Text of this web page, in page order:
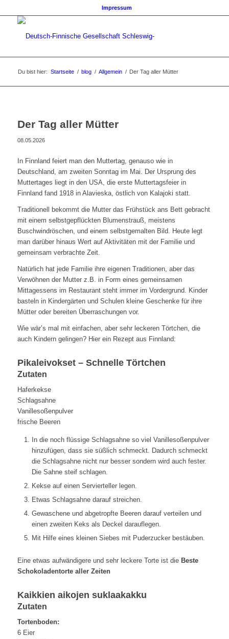
Impressum
Du bist hier: Startseite / blog / Allgemein / Der Tag aller Mütter
Der Tag aller Mütter
08.05.2026
In Finnland feiert man den Muttertag, genauso wie in
Deutschland, am zweiten Sonntag im Mai. Der Ursprung des
Muttertages liegt in den USA, die erste Muttertagsfeier in
Finnland fand 1918 in Alavieska, östlich von Kalajoki statt.
Traditionell bekommt die Mutter das Frühstück ans Bett gebracht
mit einem selbstgepflückten Blumenstrauß, meistens
Buschwindröschen, und einem selbstgemalten Bild. Heute legt
man darüber hinaus Wert auf Aktivitäten mit der Familie und
gemeinsam verbrachte Zeit.
Natürlich hat jede Familie ihre eigenen Traditionen, aber das
Verwöhnen der Mutter z.B. in Form eines gemeinsamen
Mittagessens im Restaurant steht immer im Vordergrund. Kinder
basteln in Kindergärten und Schulen kleine Geschenke für ihre
Mütter oder bereiten Überraschungen vor.
Wie wär’s mal mit einfachen, aber sehr leckeren Törtchen, die
auch Kindern gelingen? Hier ein Rezept aus Finnland:
Pikaleivokset – Schnelle Törtchen
Zutaten
Haferkekse
Schlagsahne
Vanillesoßenpulver
frische Beeren
In die noch flüssige Schlagsahne so viel Vanillesoßenpulver
hinzufügen, dass sie süßlich schmeckt. Dadurch schmeckt
die Schlagsahne nicht nur besser sondern wird auch fester.
Die Sahne steif schlagen.
Kekse auf einen Servierteller legen.
Etwas Schlagsahne darauf streichen.
Gewaschene und abgetropfte Beeren darauf verteilen und
einen zweiten Keks als Deckel darauflegen.
Mit Hilfe eines kleinen Siebes mit Puderzucker bestäuben.
Eine etwas aufwändigere und sehr leckere Torte ist die Beste
Schokoladentorte aller Zeiten
Kaikkien aikojen suklaakakku
Zutaten
Tortenboden:
6 Eier